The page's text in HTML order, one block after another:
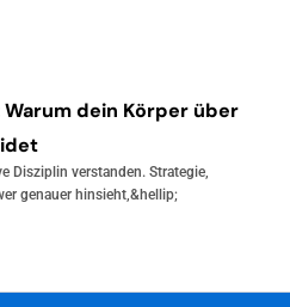
dein Körper über
Disziplin verstanden. Strategie,
genauer hinsieht,&hellip;